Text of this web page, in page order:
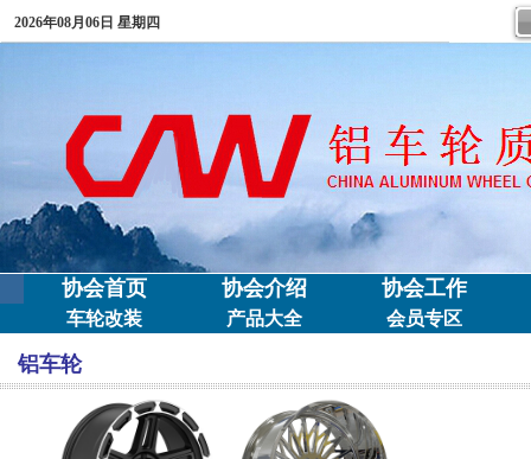
2026年08月06日 星期四
协会首页 协会介绍 协会工作
车轮改装 产品大全 会员专区
铝车轮